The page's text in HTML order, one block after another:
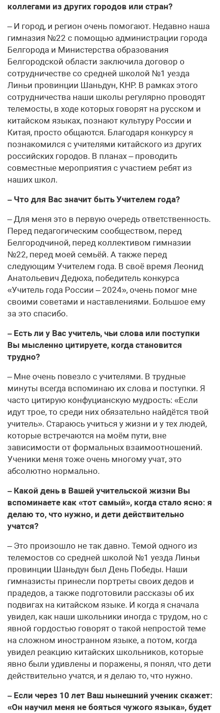
коллегами из других городов или стран?
– И город, и регион очень помогают. Недавно наша
гимназия №22 с помощью администрации города
Белгорода и Министерства образования
Белгородской области заключила договор о
сотрудничестве со средней школой №1 уезда
Линьи провинции Шаньдун, КНР. В рамках этого
сотрудничества наши школы регулярно проводят
телемосты, в ходе которых говорят на русском и
китайском языках, познают культуру России и
Китая, просто общаются. Благодаря конкурсу я
познакомился с учителями китайского из других
российских городов. В планах – проводить
совместные мероприятия с участием ребят из
наших школ.
– Что для Вас значит быть Учителем года?
– Для меня это в первую очередь ответственность.
Перед педагогическим сообществом, перед
Белгородчиной, перед коллективом гимназии
№22, перед моей семьёй. А также перед
следующим Учителем года. В своё время Леонид
Анатольевич Дедюха, победитель конкурса
«Учитель года России – 2024», очень помог мне
своими советами и наставлениями. Большое ему
за это спасибо.
– Есть ли у Вас учитель, чьи слова или поступки
Вы мысленно цитируете, когда становится
трудно?
– Мне очень повезло с учителями. В трудные
минуты всегда вспоминаю их слова и поступки. Я
часто цитирую конфуцианскую мудрость: «Если
идут трое, то среди них обязательно найдётся твой
учитель». Стараюсь учиться у жизни и у тех людей,
которые встречаются на моём пути, вне
зависимости от формальных взаимоотношений.
Ученики меня тоже очень многому учат, это
абсолютно нормально.
– Какой день в Вашей учительской жизни Вы
вспоминаете как «тот самый», когда стало ясно: я
делаю то, что нужно, и дети действительно
учатся?
– Это произошло не так давно. Темой одного из
телемостов со средней школой №1 уезда Линьи
провинции Шаньдун был День Победы. Наши
гимназисты принесли портреты своих дедов и
прадедов, а также подготовили рассказы об их
подвигах на китайском языке. И когда я сначала
увидел, как наши школьники иногда с трудом, но с
явной гордостью говорят о такой непростой теме
на сложном иностранном языке, а потом, когда
увидел реакцию китайских школьников, которые
явно были удивлены и поражены, я понял, что дети
действительно учатся, и я делаю то, что нужно.
– Если через 10 лет Ваш нынешний ученик скажет:
«Он научил меня не бояться чужого языка», будет